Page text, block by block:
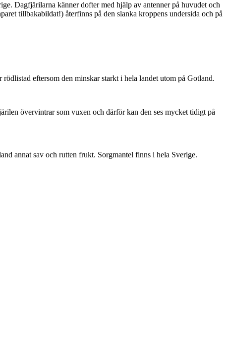
Dagfjärilarna känner dofter med hjälp av antenner på huvudet och
tillbakabildat!) återfinns på den slanka kroppens undersida och på
eftersom den minskar starkt i hela landet utom på Gotland.
övervintrar som vuxen och därför kan den ses mycket tidigt på
annat sav och rutten frukt. Sorgmantel finns i hela Sverige.